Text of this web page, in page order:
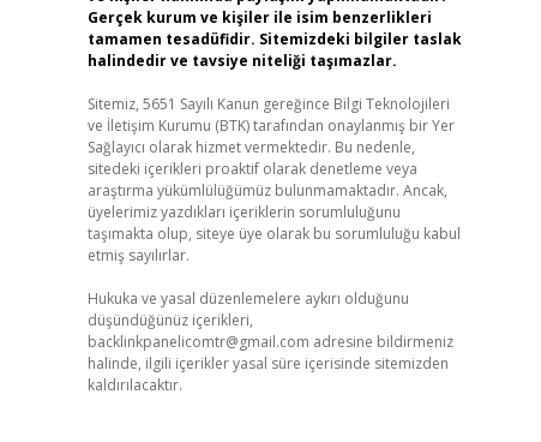
Gerçek kurum ve kişiler ile isim benzerlikleri
tamamen tesadüfidir. Sitemizdeki bilgiler taslak
halindedir ve tavsiye niteliği taşımazlar.
Sitemiz, 5651 Sayılı Kanun gereğince Bilgi Teknolojileri
ve İletişim Kurumu (BTK) tarafından onaylanmış bir Yer
Sağlayıcı olarak hizmet vermektedir. Bu nedenle,
sitedeki içerikleri proaktif olarak denetleme veya
araştırma yükümlülüğümüz bulunmamaktadır. Ancak,
üyelerimiz yazdıkları içeriklerin sorumluluğunu
taşımakta olup, siteye üye olarak bu sorumluluğu kabul
etmiş sayılırlar.
Hukuka ve yasal düzenlemelere aykırı olduğunu
düşündüğünüz içerikleri,
backlinkpanelicomtr@gmail.com adresine bildirmeniz
halinde, ilgili içerikler yasal süre içerisinde sitemizden
kaldırılacaktır.